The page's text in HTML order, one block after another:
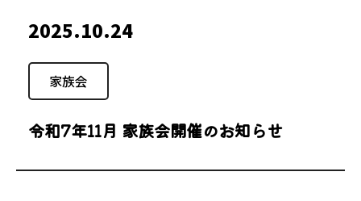
2025.10.24
家族会
令和7年11月 家族会開催のお知らせ